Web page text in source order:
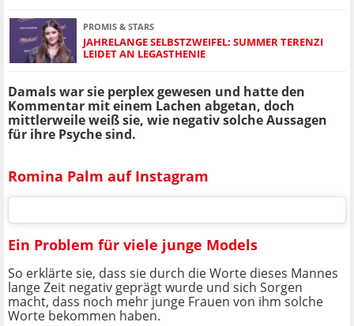
PROMIS & STARS
JAHRELANGE SELBSTZWEIFEL: SUMMER TERENZI
LEIDET AN LEGASTHENIE
Damals war sie perplex gewesen und hatte den
Kommentar mit einem Lachen abgetan, doch
mittlerweile weiß sie, wie negativ solche Aussagen
für ihre Psyche sind.
Romina Palm auf Instagram
Ein Problem für viele junge Models
So erklärte sie, dass sie durch die Worte dieses Mannes
lange Zeit negativ geprägt wurde und sich Sorgen
macht, dass noch mehr junge Frauen von ihm solche
Worte bekommen haben.